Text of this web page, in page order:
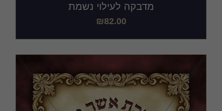
מדבקה לעילוי נשמת
₪82.00